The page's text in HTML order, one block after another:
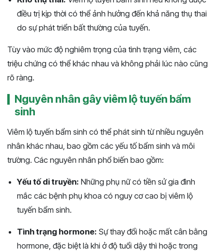
điều trị kịp thời có thể ảnh hưởng đến khả năng thụ thai
do sự phát triển bất thường của tuyến.
Tùy vào mức độ nghiêm trọng của tình trạng viêm, các
triệu chứng có thể khác nhau và không phải lúc nào cũng
rõ ràng.
Nguyên nhân gây viêm lộ tuyến bẩm
sinh
Viêm lộ tuyến bẩm sinh có thể phát sinh từ nhiều nguyên
nhân khác nhau, bao gồm các yếu tố bẩm sinh và môi
trường. Các nguyên nhân phổ biến bao gồm:
Yếu tố di truyền: Những phụ nữ có tiền sử gia đình
mắc các bệnh phụ khoa có nguy cơ cao bị viêm lộ
tuyến bẩm sinh.
Tình trạng hormone: Sự thay đổi hoặc mất cân bằng
hormone, đặc biệt là khi ở độ tuổi dậy thì hoặc trong